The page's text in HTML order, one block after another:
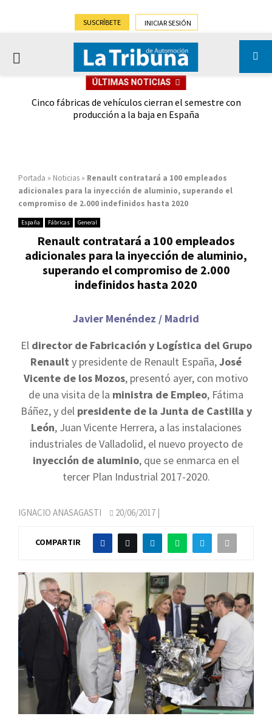
SUSCRÍBETE INICIAR SESIÓN
PRIMARY
ÚLTIMAS NOTICIAS
Cinco fábricas de vehículos cierran el semestre con
producción a la baja en España
Portada » Noticias » Renault contratará a 100 empleados
adicionales para la inyección de aluminio, superando el
compromiso de 2.000 indefinidos hasta 2020
España Fábricas General
Renault contratará a 100 empleados
adicionales para la inyección de aluminio,
superando el compromiso de 2.000
indefinidos hasta 2020
Javier Menéndez / Madrid
El director de Fabricación y Logística del Grupo
Renault y presidente de Renault España,José
Vicente de los Mozos, presentó ayer, con motivo
de una visita de la ministra de Empleo, Fátima
Báñez, y del presidente de la Junta de Castilla y
León, Juan Vicente Herrera, a las instalaciones
industriales de Valladolid, el nuevo proyecto de
inyección de aluminio, que se enmarca en el
tercer Plan Industrial 2017-2020.
IGNACIO ANASAGASTI 20/06/2017 |
COMPARTIR